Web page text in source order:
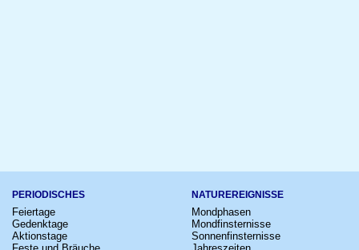
PERIODISCHES
Feiertage
Gedenktage
Aktionstage
NATUREREIGNISSE
Mondphasen
Mondfinsternisse
Sonnenfinsternisse